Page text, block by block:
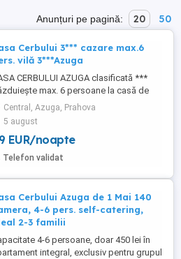
Anunțuri pe pagină: 20 50
Cerbului 3*** cazare max.6
vilă 3***Azuga
CERBULUI AZUGA clasificată ***
max. 6 persoane la casă de
cu dotări complete pt self
Cazare singuri în apartament
în vilă, capacitate redusă pt mic
de 2-3 familii fără alți turiști în incintă,
situată în centrul stațiunii vă pune la
Central, Azuga, Prahova
5 august
EUR/noapte
Telefon validat
Cerbului Azuga de 1 Mai 140
4-6 pers. self-catering,
2-3 familii
4-6 persoane, doar 450 lei în
integral, exclusiv pentru grupul